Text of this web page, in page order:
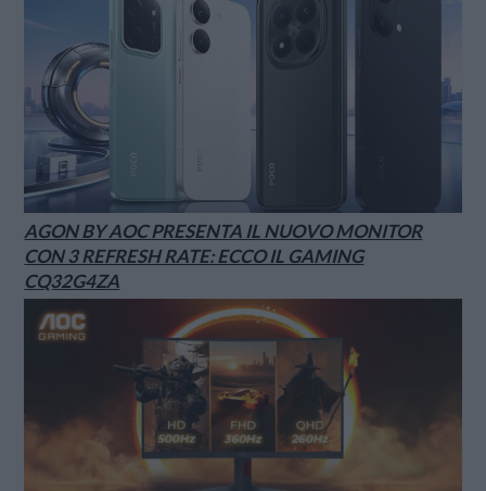
AGON BY AOC PRESENTA IL NUOVO MONITOR
CON 3 REFRESH RATE: ECCO IL GAMING
CQ32G4ZA